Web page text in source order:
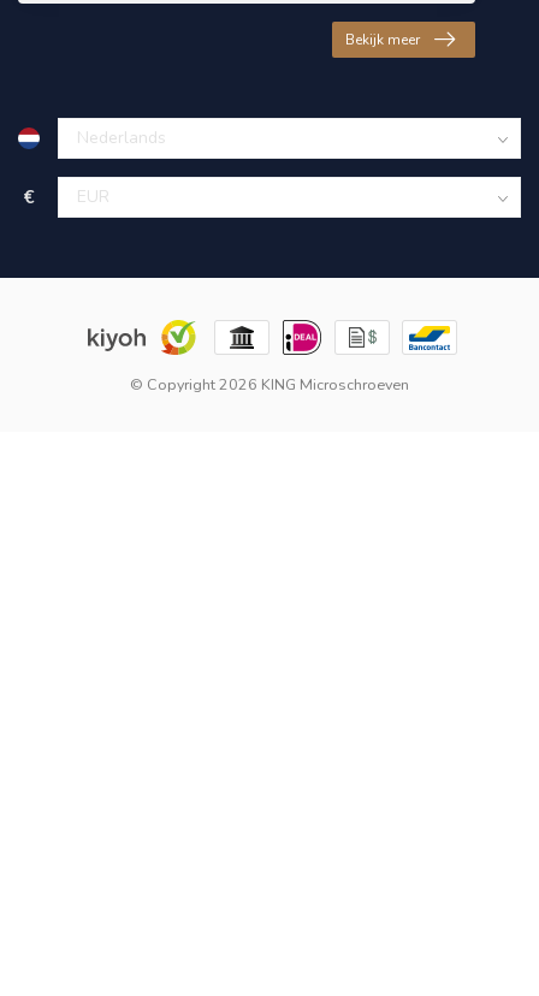
Bekijk meer
€
© Copyright 2026 KING Microschroeven